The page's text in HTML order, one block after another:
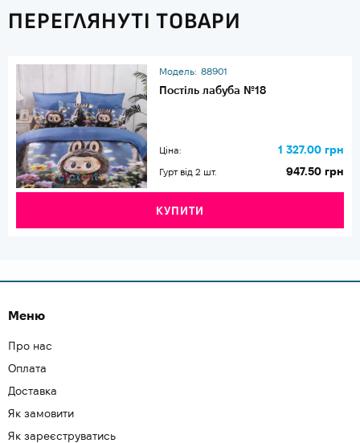
ПЕРЕГЛЯНУТІ ТОВАРИ
Модель: 88901
Постіль лабуба №18
Ціна: 1 327.00 грн
Гурт від 2 шт. 947.50 грн
КУПИТИ
Меню
Про нас
Оплата
Доставка
Як замовити
Як зареєструватись